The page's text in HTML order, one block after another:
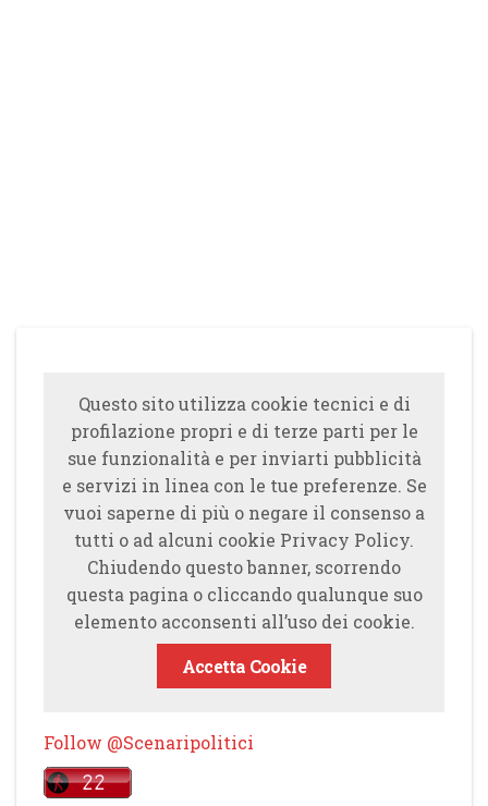
Questo sito utilizza cookie tecnici e di
profilazione propri e di terze parti per le
sue funzionalità e per inviarti pubblicità
e servizi in linea con le tue preferenze. Se
vuoi saperne di più o negare il consenso a
tutti o ad alcuni cookie Privacy Policy.
Chiudendo questo banner, scorrendo
questa pagina o cliccando qualunque suo
elemento acconsenti all’uso dei cookie.
Accetta Cookie
Follow @Scenaripolitici